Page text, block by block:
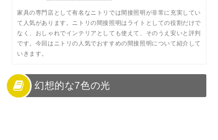
家具の専門店として有名なニトリでは間接照明が非常に充実してい
て人気があります。ニトリの間接照明はライトとしての役割だけで
なく、おしゃれでインテリアとしても使えて、そのうえ安いと評判
です。今回はニトリの人気でおすすめの間接照明について紹介して
いきます。
幻想的な7色の光